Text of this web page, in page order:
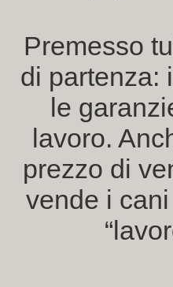
Premesso
di partenza:
le
lavoro.
prezzo di
vende i